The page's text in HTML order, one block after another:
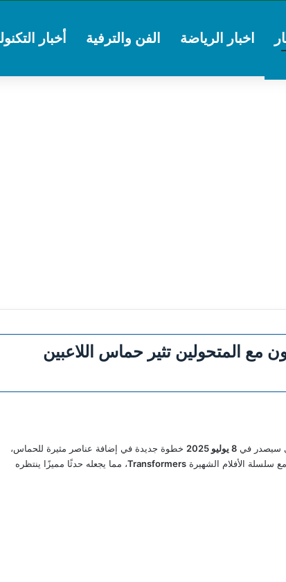
اخبار الرياضة الفن والترفية أخبار
وتعاون مع المتحولين تثير حماس اللاعبين
سيصدر في 8 يوليو 2025
خطوة جديدة في إضافة عناصر مثيرة للحماس،
سلسلة الأفلام الشهيرة Transformers، مما يجعله حدثًا مميزًا ينتظره